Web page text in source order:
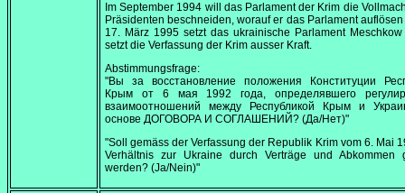
ImSeptember 1994 will das Parlament der Krim die
Präsidenten beschneiden, worauf er das Parlament auflösen
17. März 1995 setzt das ukrainische Parlament
setzt die Verfassung der Krim ausser Kraft.
Abstimmungsfrage:
"Вы за восстановление положения Конституции
Крым от 6 мая 1992 года, определявшего
взаимоотношений между Республикой Крым и
основе ДОГОВОРА И СОГЛАШЕНИЙ? (Да/Нет)"
"Soll gemäss der Verfassung der Republik Krim vom 6. Mai
Verhältnis zur Ukraine durch Verträge und Abkommen
werden? (Ja/Nein)"